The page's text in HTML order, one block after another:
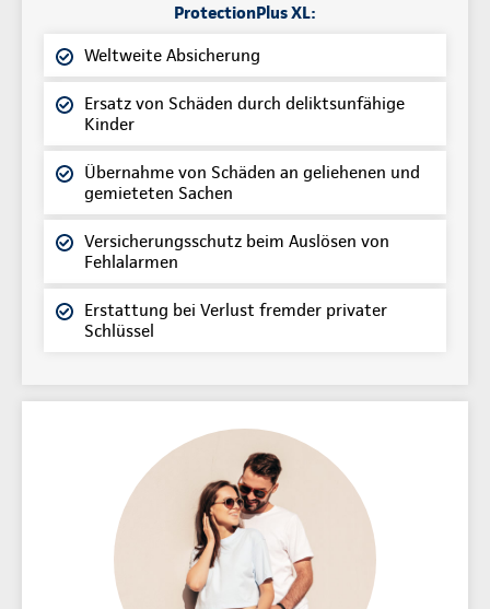
ProtectionPlus XL:
Weltweite Absicherung
Ersatz von Schäden durch deliktsunfähige
Kinder
Übernahme von Schäden an geliehenen und
gemieteten Sachen
Versicherungsschutz beim Auslösen von
Fehlalarmen
Erstattung bei Verlust fremder privater
Schlüssel